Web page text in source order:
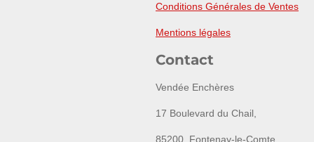
Conditions Générales de Ventes
Mentions légales
Contact
Vendée Enchères
17 Boulevard du Chail,
85200, Fontenay-le-Comte